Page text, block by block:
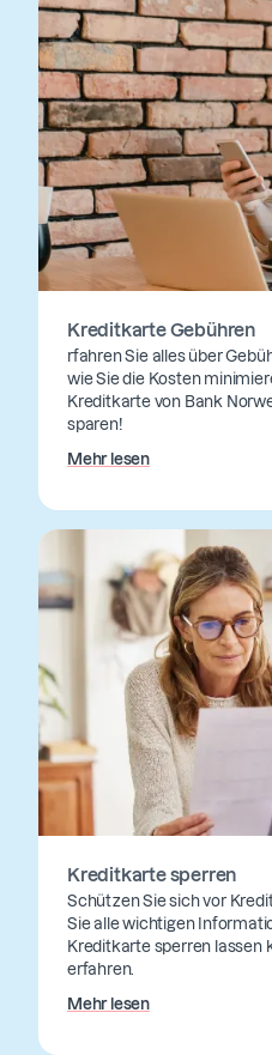
Kreditkarte Gebühren
rfahren Sie alles über
wie Sie die Kosten
Kreditkarte von Bank
sparen!
Mehr lesen
Kreditkarte sperren
Schützen Sie sich vor
Sie alle wichtigen
Kreditkarte sperren lassen
erfahren.
Mehr lesen